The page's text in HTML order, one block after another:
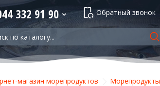
332 91 90 Обратный звонок
магазин морепродуктов Морепродукты